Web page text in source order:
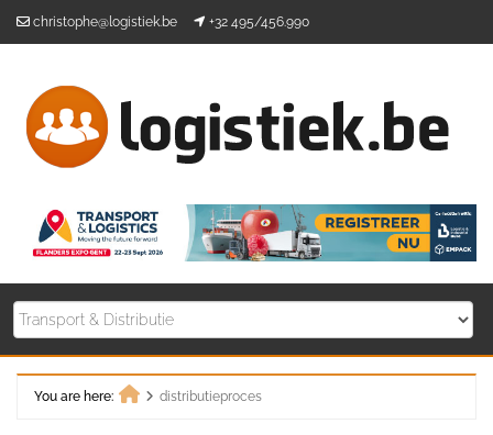
christophe@logistiek.be +32 495/456.990
You are here:
distributieproces